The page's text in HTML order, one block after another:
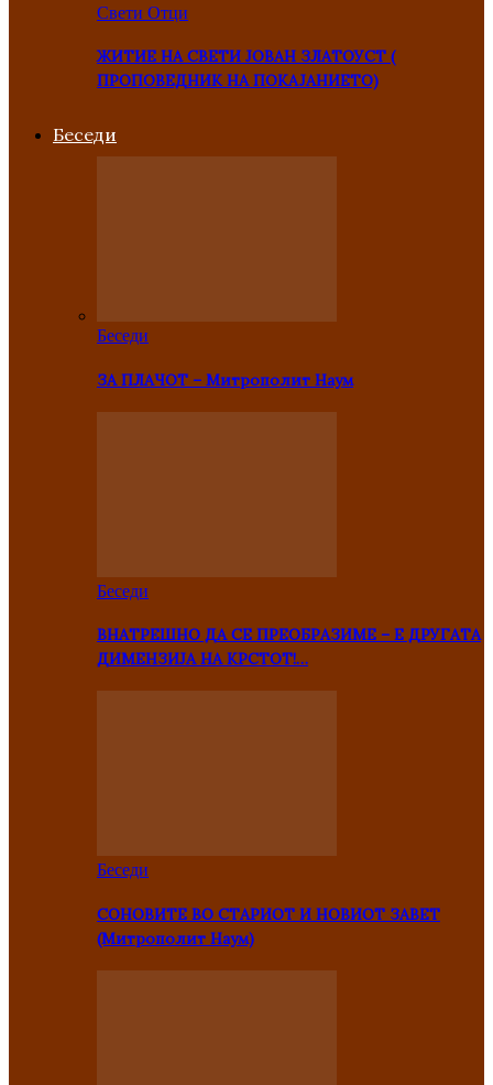
Свети Отци
ЖИТИЕ НА СВЕТИ ЈОВАН ЗЛАТОУСТ (
ПРОПОВЕДНИК НА ПОКАЈАНИЕТО)
Беседи
Беседи
ЗА ПЛАЧОТ – Митрополит Наум
Беседи
ВНАТРЕШНО ДА СЕ ПРЕОБРАЗИМЕ – Е ДРУГАТА
ДИМЕНЗИЈА НА КРСТОТ!…
Беседи
СОНОВИТЕ ВО СТАРИОТ И НОВИОТ ЗАВЕТ
(Митрополит Наум)